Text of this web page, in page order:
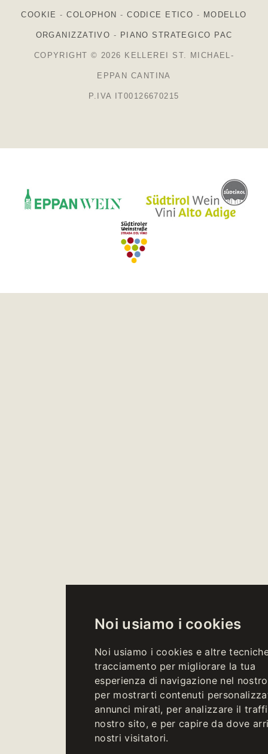
Noi usiamo i cookies
Noi usiamo i cookies e altre
tracciamento per migliorare la tua
esperienza di navigazione nel
per mostrarti contenuti
annunci mirati, per analizzare il
nostro sito, e per capire da dove
nostri visitatori.
COOKIE -COLOPHON -CODICE ETICO - MODELLO
ORGANIZZATIVO - PIANO STRATEGICO PAC
COPYRIGHT © 2026 KELLEREI ST. MICHAEL-
EPPAN CANTINA
P.IVA IT00126670215